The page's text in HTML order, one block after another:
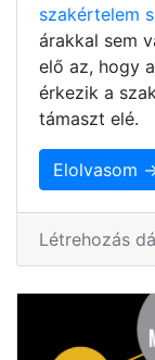
szakértelem
árakkal sem
elő az, hogy
érkezik a
támaszt elé.
Elolvasom
Létrehozás